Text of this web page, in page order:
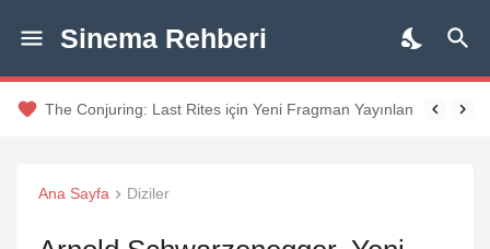
Sinema Rehberi
The Conjuring: Last Rites için Yeni Fragman Yayınlandı
Ana Sayfa Diziler